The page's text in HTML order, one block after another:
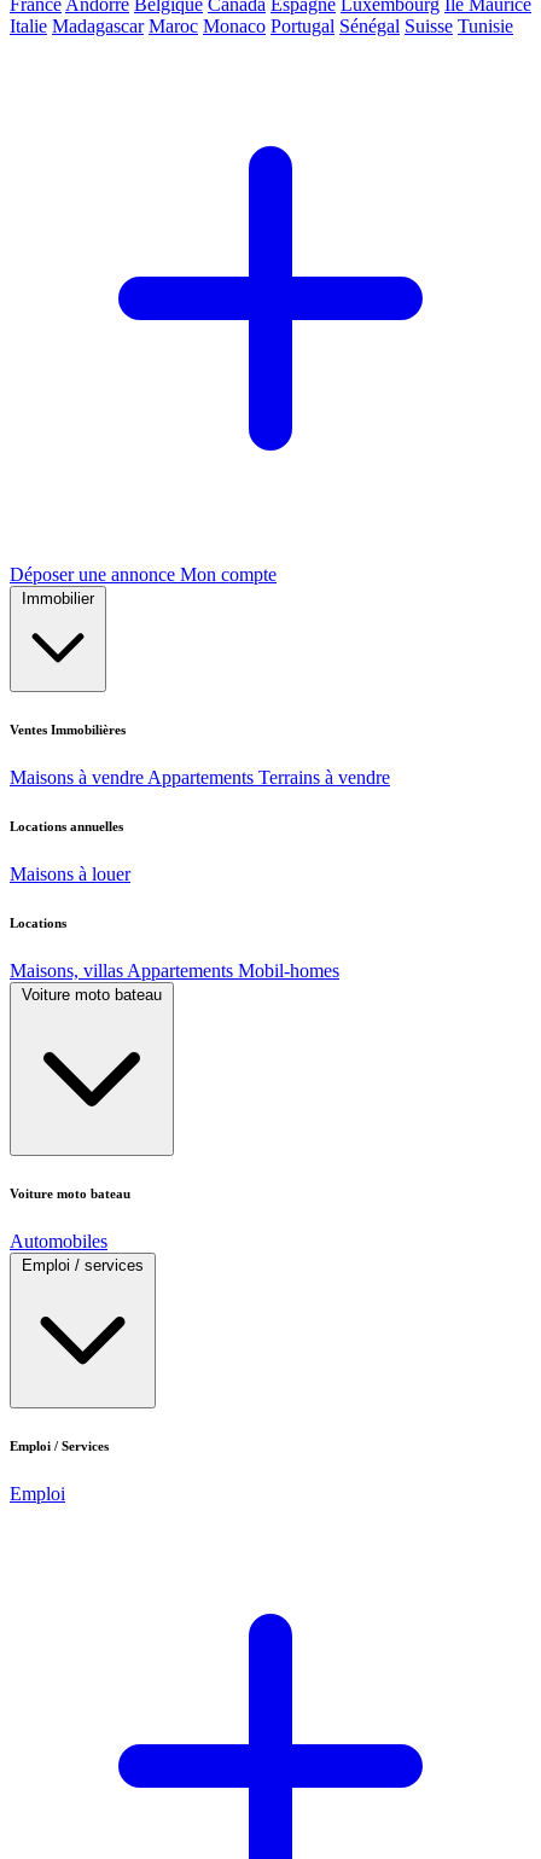
France Andorre Belgique Canada Espagne Luxembourg Ile Maurice
Italie Madagascar Maroc Monaco Portugal Sénégal Suisse Tunisie
Déposer une annonce Mon compte
Immobilier
Ventes Immobilières
Maisons à vendre Appartements Terrains à vendre
Locations annuelles
Maisons à louer
Locations
Maisons, villas Appartements Mobil-homes
Voiture moto bateau
Voiture moto bateau
Automobiles
Emploi / services
Emploi / Services
Emploi